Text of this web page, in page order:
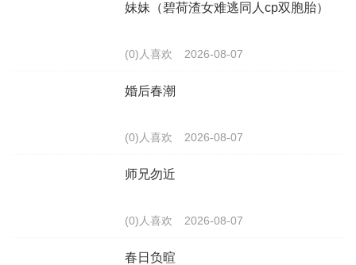
妹妹（碧荷渣女难逃同人cp双胞胎）
(0)人喜欢 2026-08-07
婚后春潮
(0)人喜欢 2026-08-07
师兄勿近
(0)人喜欢 2026-08-07
春日负暄